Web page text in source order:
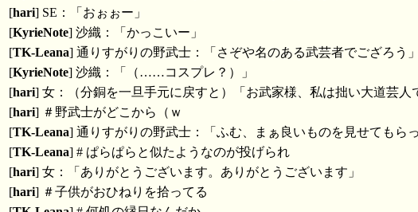
[hari] SE：「おぉぉー」
[KyrieNote] 沙織：「かっこいー」
[TK-Leana] 通りすがりの野武士：「さぞや名のある武芸者でござろう」
[KyrieNote] 沙織：「（……コスプレ？）」
[hari] 女：（分銅を一旦手元に戻すと）「お武家様、私は拙い大道芸
[hari] ＃野武士がどこから（ｗ
[TK-Leana] 通りすがりの野武士：「ふむ、まぁ良いものを見せてもら
[TK-Leana] # ぱらぱらと似たようなのが投げられ
[hari] 女：「ありがとうございます。ありがとうございます」
[hari] ＃子供がおひねりを拾ってる